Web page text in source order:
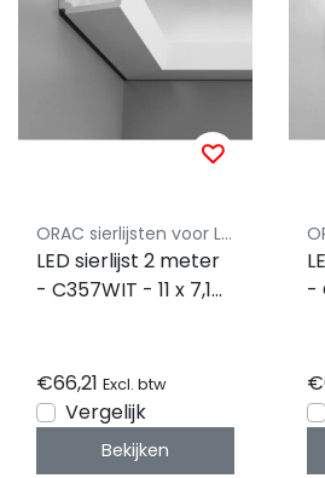
ORAC sierlijsten voor LED Strips
LED sierlijst 2 meter
- C357WIT - 11 x 7,1
€66,21 Excl. btw
Vergelijk
Bekijken
-